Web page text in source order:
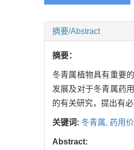
摘要/Abstract
摘要：
冬青属植物具有重要
发展及对于冬青属药
的有关研究，提出有
关键词: 冬青属, 药用
Abstract: